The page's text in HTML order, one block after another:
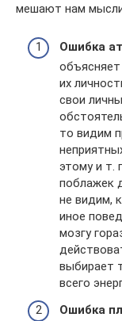
мешают нам
Ошибка
их
свои
то видим
этому и т.
поблажек
не видим,
иное
мозгу
выбирает
всего
Ошибка